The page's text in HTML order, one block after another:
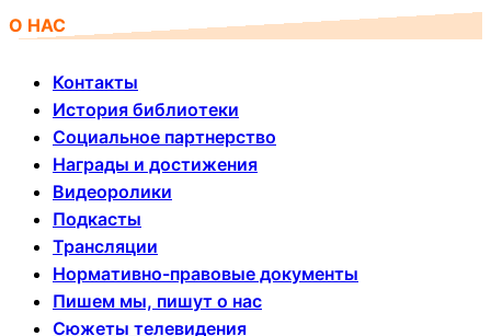
О НАС
Контакты
История библиотеки
Социальное партнерство
Награды и достижения
Видеоролики
Подкасты
Трансляции
Нормативно-правовые документы
Пишем мы, пишут о нас
Сюжеты телевидения